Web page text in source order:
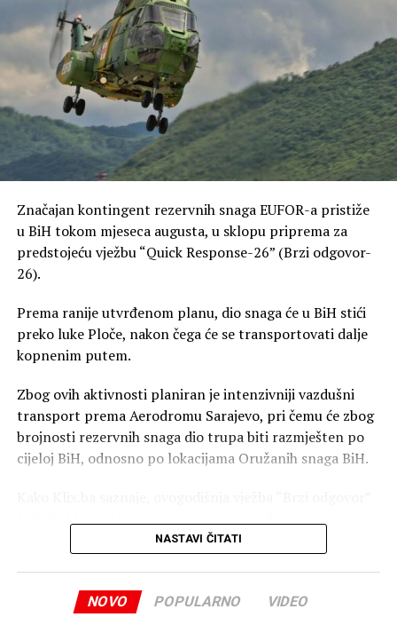
Konačni cilj: Pretvaranje narodne inicijative u konkretne
zakonske izmjene u parlamentu.
Značajan kontingent rezervnih snaga EUFOR-a pristiže
u BiH tokom mjeseca augusta, u sklopu priprema za
predstojeću vježbu “Quick Response-26” (Brzi odgovor-
26).
Prema ranije utvrđenom planu, dio snaga će u BiH stići
preko luke Ploče, nakon čega će se transportovati dalje
kopnenim putem.
Zbog ovih aktivnosti planiran je intenzivniji vazdušni
transport prema Aerodromu Sarajevo, pri čemu će zbog
brojnosti rezervnih snaga dio trupa biti razmješten po
cijeloj BiH, odnosno po lokacijama Oružanih snaga BiH.
prethodne, zbog čega se očekuje dolazak padobranskih
Iz EUFOR-a uvjeravaju da se intenzivniji vojni saobraćaj
NASTAVI ČITATI
NOVO POPULARNO VIDEO